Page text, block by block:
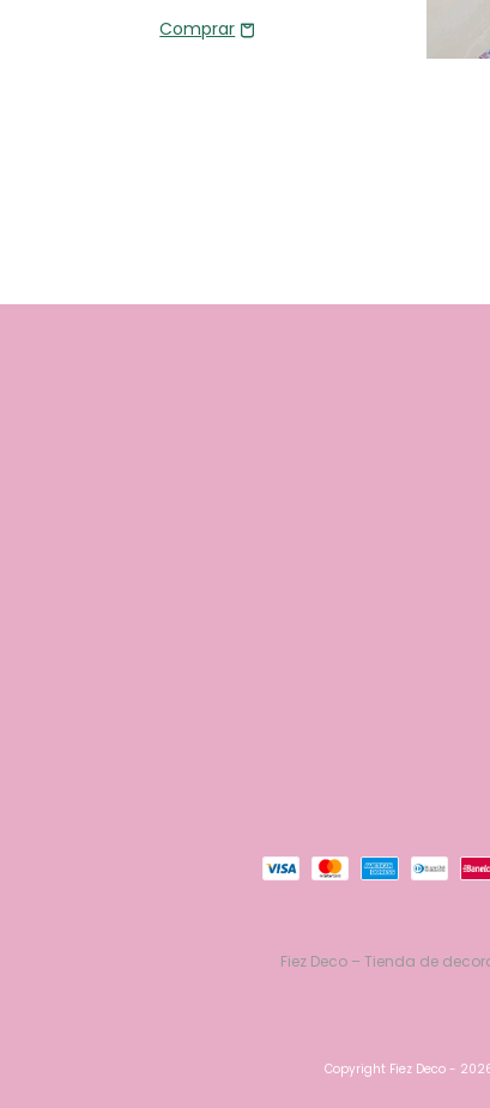
Fiez Deco – Tienda de
Copyright Fiez Deco -